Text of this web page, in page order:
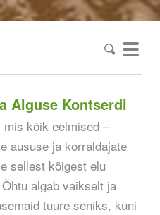
Alguse Kontserdi
kõik eelmised –
aususe ja korraldajate
sellest kõigest elu
algab vaikselt ja
tuure seniks, kuni